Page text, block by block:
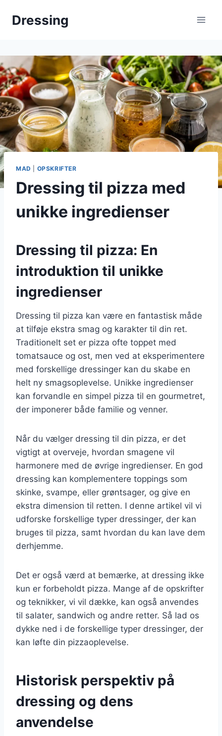
Dressing
MAD OPSKRIFTER
Dressing til pizza med
unikke ingredienser
Dressing til pizza: En
introduktion til unikke
ingredienser
Dressing til pizza kan være en fantastisk måde
at tilføje ekstra smag og karakter til din ret.
Traditionelt set er pizza ofte toppet med
tomatsauce og ost, men ved at eksperimentere
med forskellige dressinger kan du skabe en
helt ny smagsoplevelse. Unikke ingredienser
kan forvandle en simpel pizza til en gourmetret,
der imponerer både familie og venner.
Når du vælger dressing til din pizza, er det
vigtigt at overveje, hvordan smagene vil
harmonere med de øvrige ingredienser. En god
dressing kan komplementere toppings som
skinke, svampe, eller grøntsager, og give en
ekstra dimension til retten. I denne artikel vil vi
udforske forskellige typer dressinger, der kan
bruges til pizza, samt hvordan du kan lave dem
derhjemme.
Det er også værd at bemærke, at dressing ikke
kun er forbeholdt pizza. Mange af de opskrifter
og teknikker, vi vil dække, kan også anvendes
til salater, sandwich og andre retter. Så lad os
dykke ned i de forskellige typer dressinger, der
kan løfte din pizzaoplevelse.
Historisk perspektiv på
dressing og dens
anvendelse